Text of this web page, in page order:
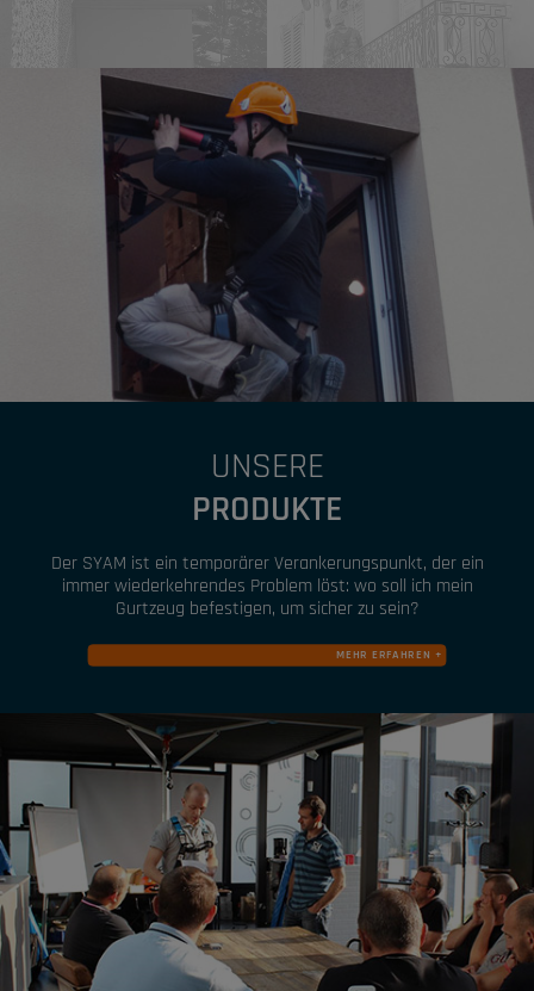
UNSERE
PRODUKTE
Der SYAM ist ein temporärer Verankerungspunkt, der ein
immer wiederkehrendes Problem löst: wo soll ich mein
Gurtzeug befestigen, um sicher zu sein?
MEHR ERFAHREN +